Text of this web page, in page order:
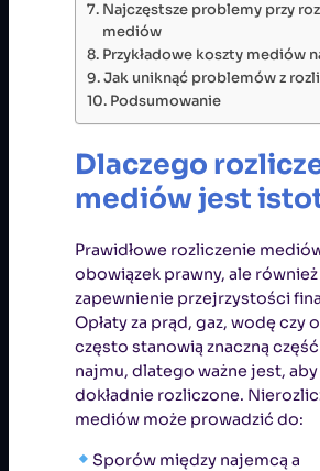
Najczęstsze problemy przy
mediów
Przykładowe koszty mediów
Jak uniknąć problemów z
Podsumowanie
Dlaczego
mediów jest
Prawidłowe rozliczenie
obowiązek prawny, ale
zapewnienie przejrzystości
Opłaty za prąd, gaz, wodę czy
często stanowią znaczną
najmu, dlatego ważne jest, aby
dokładnie rozliczone.
mediów może prowadzić do:
Sporów między najemcą a